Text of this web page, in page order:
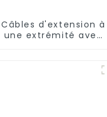
Câbles d'extension à
une extrémité avec